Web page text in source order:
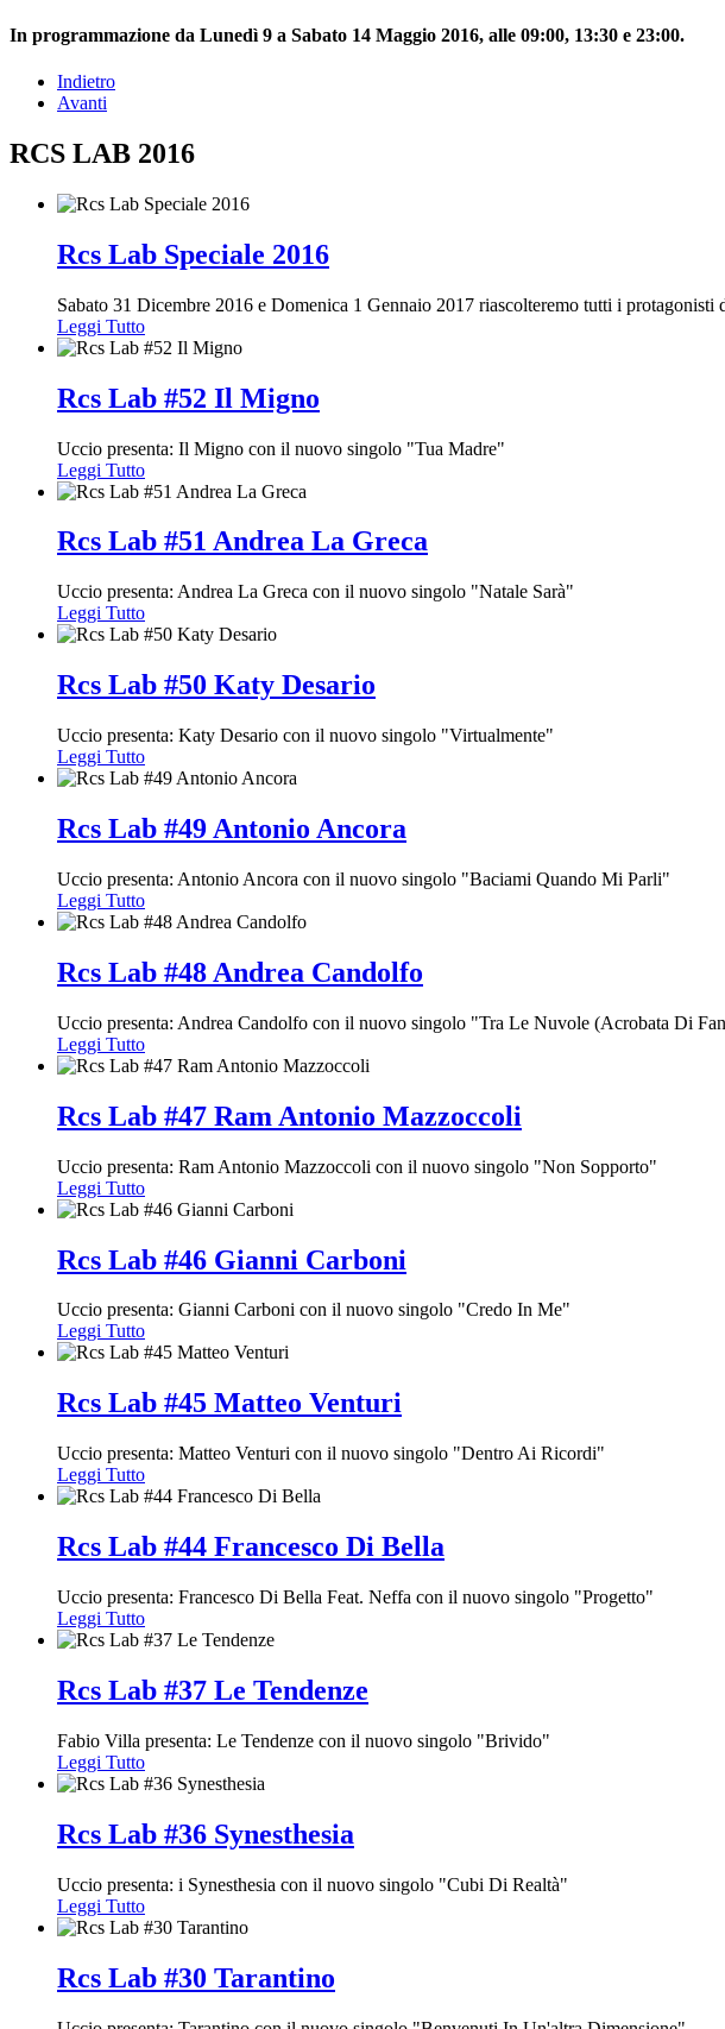
In programmazione da Lunedì 9 a Sabato 14 Maggio 2016, alle 09:00, 13:30 e 23:00.
Indietro
Avanti
RCS LAB 2016
Rcs Lab Speciale 2016
Sabato 31 Dicembre 2016 e Domenica 1 Gennaio 2017 riascolteremo tutti i protagonisti
Leggi Tutto
Rcs Lab #52 Il Migno
Uccio presenta: Il Migno con il nuovo singolo "Tua Madre"
Leggi Tutto
Rcs Lab #51 Andrea La Greca
Uccio presenta: Andrea La Greca con il nuovo singolo "Natale Sarà"
Leggi Tutto
Rcs Lab #50 Katy Desario
Uccio presenta: Katy Desario con il nuovo singolo "Virtualmente"
Leggi Tutto
Rcs Lab #49 Antonio Ancora
Uccio presenta: Antonio Ancora con il nuovo singolo "Baciami Quando Mi Parli"
Leggi Tutto
Rcs Lab #48 Andrea Candolfo
Uccio presenta: Andrea Candolfo con il nuovo singolo "Tra Le Nuvole (Acrobata Di
Leggi Tutto
Rcs Lab #47 Ram Antonio Mazzoccoli
Uccio presenta: Ram Antonio Mazzoccoli con il nuovo singolo "Non Sopporto"
Leggi Tutto
Rcs Lab #46 Gianni Carboni
Uccio presenta: Gianni Carboni con il nuovo singolo "Credo In Me"
Leggi Tutto
Rcs Lab #45 Matteo Venturi
Uccio presenta: Matteo Venturi con il nuovo singolo "Dentro Ai Ricordi"
Leggi Tutto
Rcs Lab #44 Francesco Di Bella
Uccio presenta: Francesco Di Bella Feat. Neffa con il nuovo singolo "Progetto"
Leggi Tutto
Rcs Lab #37 Le Tendenze
Fabio Villa presenta: Le Tendenze con il nuovo singolo "Brivido"
Leggi Tutto
Rcs Lab #36 Synesthesia
Uccio presenta: i Synesthesia con il nuovo singolo "Cubi Di Realtà"
Leggi Tutto
Rcs Lab #30 Tarantino